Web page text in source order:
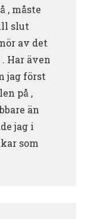
, måste
slut
av det
Har även
jag först
på ,
än
jag i
som